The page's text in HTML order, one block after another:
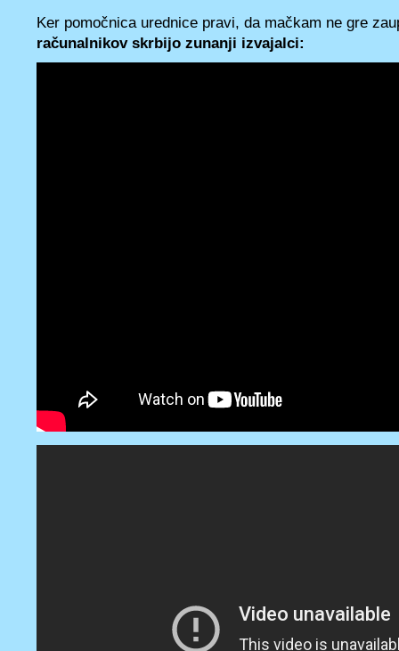
Ker pomočnica urednice pravi, da mačkam ne gre
računalnikov skrbijo zunanji izvajalci: